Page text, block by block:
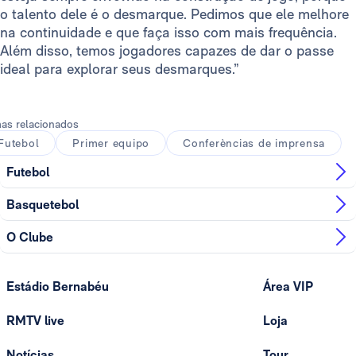
o talento dele é o desmarque. Pedimos que ele melhore
na continuidade e que faça isso com mais frequência.
Além disso, temos jogadores capazes de dar o passe
ideal para explorar seus desmarques.”
relacionados
Primer equipo Conferèncias de imprensa
Futebol
Basquetebol
O Clube
Estádio Bernabéu
RMTV live
Área VIP
Loja